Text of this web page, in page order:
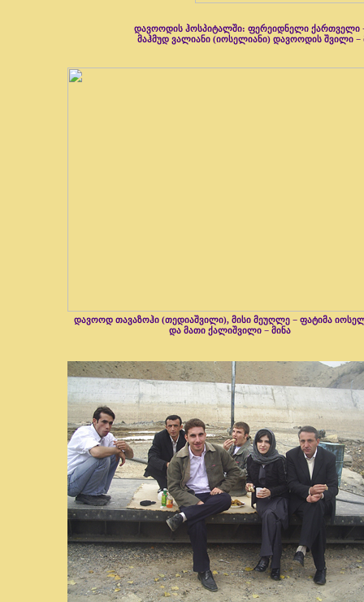
დავოოდის ჰოსპიტალში: ფერეიდნელი ქართველი
მაჰმუდ ვალიანი (იოსელიანი) დავოოდის შვილი
დავოოდ თავაზოჰი (თედიაშვილი), მისი მეუღლე − ფატიმა
და მათი ქალიშვილი − მინა